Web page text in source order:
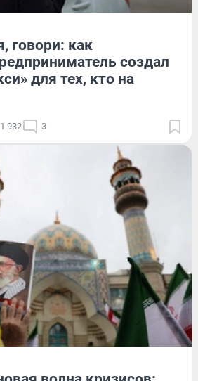
говори: как
создал
для тех, кто на
1 932 3